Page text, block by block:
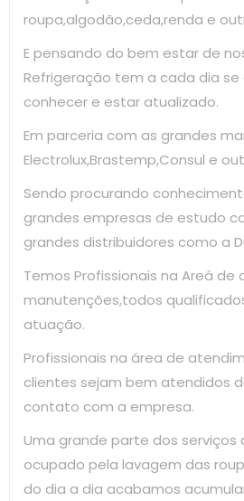
roupa,algodão,ceda,renda e
E pensando do bem estar de
Refrigeração tem a cada dia
conhecer e estar atualizado.
Em parceria com as grandes
Electrolux,Brastemp,Consul e
Sendo procurando
grandes empresas de estudo
grandes distribuidores como a
Temos Profissionais na Areá de
manutenções,todos
atuação.
Profissionais na área de
clientes sejam bem atendidos
contato com a empresa.
Uma grande parte dos serviços
ocupado pela lavagem das
do dia a dia acabamos